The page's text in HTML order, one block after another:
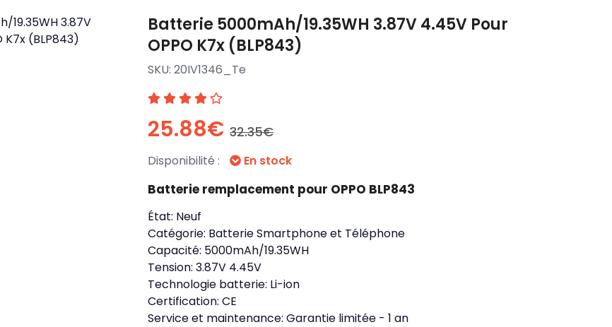
Batterie 5000mAh/19.35WH 3.87V 4.45V Pour
OPPO K7x (BLP843)
SKU: 20IV1346_Te
25.88€ 32.35€
Disponibilité : En stock
Batterie remplacement pour OPPO BLP843
État: Neuf
Catégorie: Batterie Smartphone et Téléphone
Capacité: 5000mAh/19.35WH
Tension: 3.87V 4.45V
Technologie batterie: Li-ion
Certification: CE
Service et maintenance: Garantie limitée - 1 an